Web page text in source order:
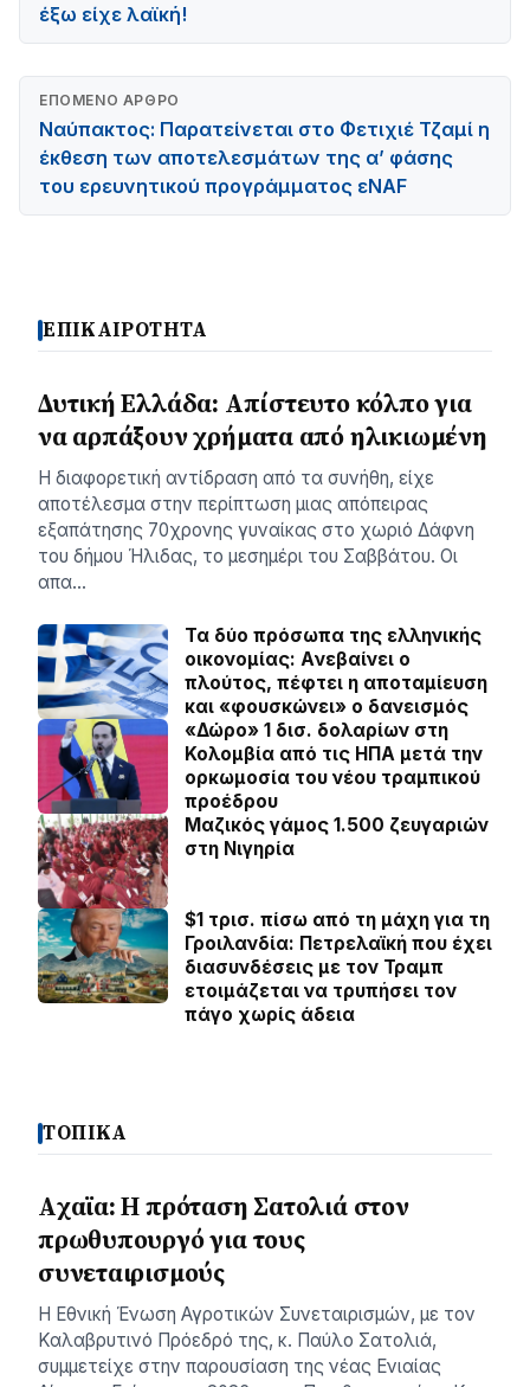
έξω είχε λαϊκή!
ΕΠΌΜΕΝΟ ΆΡΘΡΟ
Ναύπακτος: Παρατείνεται στο Φετιχιέ Τζαμί η
έκθεση των αποτελεσμάτων της α’ φάσης
του ερευνητικού προγράμματος εNAF
ΕΠΙΚΑΙΡΟΤΗΤΑ
Δυτική Ελλάδα: Απίστευτο κόλπο για
να αρπάξουν χρήματα από ηλικιωμένη
Η διαφορετική αντίδραση από τα συνήθη, είχε
αποτέλεσμα στην περίπτωση μιας απόπειρας
εξαπάτησης 70χρονης γυναίκας στο χωριό Δάφνη
του δήμου Ήλιδας, το μεσημέρι του Σαββάτου. Οι
απα…
Τα δύο πρόσωπα της ελληνικής
οικονομίας: Aνεβαίνει ο
πλούτος, πέφτει η αποταμίευση
και «φουσκώνει» ο δανεισμός
«Δώρο» 1 δισ. δολαρίων στη
Κολομβία από τις ΗΠΑ μετά την
ορκωμοσία του νέου τραμπικού
προέδρου
Μαζικός γάμος 1.500 ζευγαριών
στη Νιγηρία
$1 τρισ. πίσω από τη μάχη για τη
Γροιλανδία: Πετρελαϊκή που έχει
διασυνδέσεις με τον Τραμπ
ετοιμάζεται να τρυπήσει τον
πάγο χωρίς άδεια
ΤΟΠΙΚΑ
Aχαϊα: Η πρόταση Σατολιά στον
πρωθυπουργό για τους
συνεταιρισμούς
Η Εθνική Ένωση Αγροτικών Συνεταιρισμών, με τον
Καλαβρυτινό Πρόεδρό της, κ. Παύλο Σατολιά,
συμμετείχε στην παρουσίαση της νέας Ενιαίας